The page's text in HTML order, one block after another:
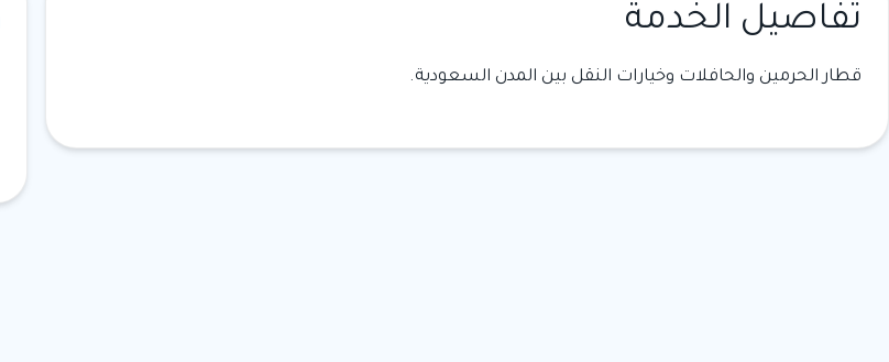
تفاصيل الخدمة
قطار الحرمين والحافلات وخيارات النقل بين المدن السعودية.